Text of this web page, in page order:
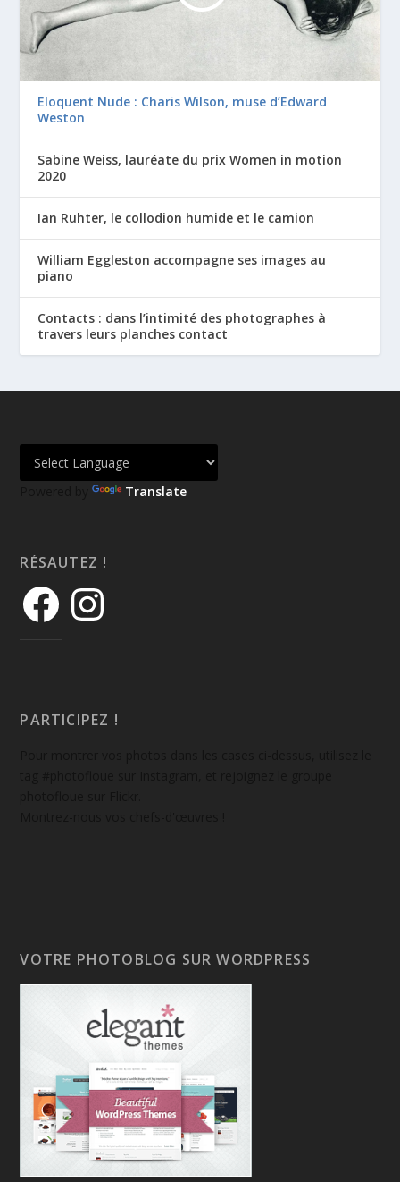
Eloquent Nude : Charis Wilson, muse d’Edward
Weston
Sabine Weiss, lauréate du prix Women in motion
2020
Ian Ruhter, le collodion humide et le camion
William Eggleston accompagne ses images au
piano
Contacts : dans l’intimité des photographes à
travers leurs planches contact
Powered by Translate
RÉSAUTEZ !
PARTICIPEZ !
VOTRE PHOTOBLOG SUR WORDPRESS